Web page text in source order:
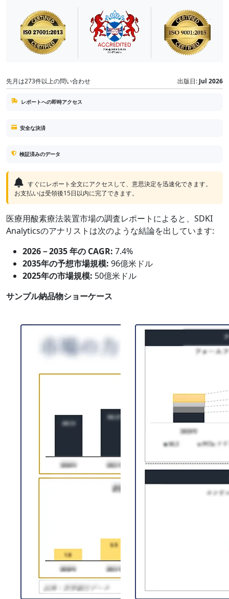
先月は273件以上の問い合わせ 出版日: Jul 2026
レポートへの即時アクセス
安全な決済
検証済みのデータ
すぐにレポート全文にアクセスして、意思決定を迅速化できます。
お支払いは受領後15日以内に完了できます。
医療用酸素療法装置市場の調査レポートによると、SDKI
Analyticsのアナリストは次のような結論を出しています:
2026－2035 年の CAGR: 7.4%
2035年の予想市場規模: 96億米ドル
2025年の市場規模: 50億米ドル
サンプル納品物ショーケース